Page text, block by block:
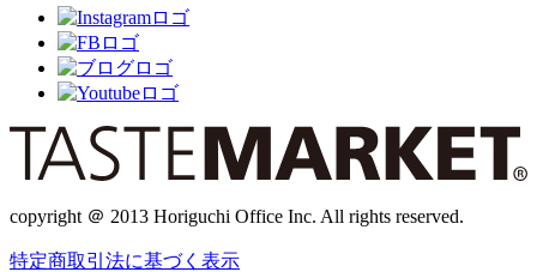
copyright ＠ 2013 Horiguchi Office Inc. All rights reserved.
特定商取引法に基づく表示